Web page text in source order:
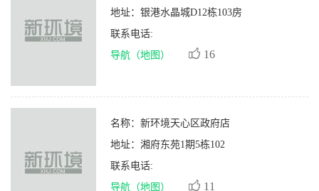
地址： 银港水晶城D12栋103房
联系电话:
导航（地图）
16
名称： 新环境天心区政府店
地址： 湘府东苑1期5栋102
联系电话:
导航（地图）
11